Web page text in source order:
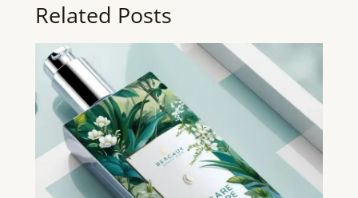
Related Posts